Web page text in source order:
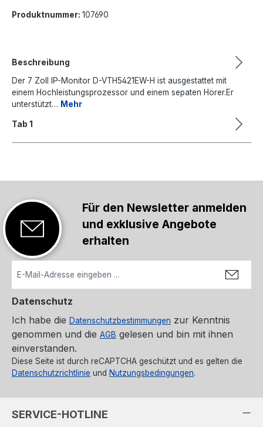
Produktnummer: 107690
Beschreibung
Der 7 Zoll IP-Monitor D-VTH5421EW-H ist ausgestattet mit
einem Hochleistungsprozessor und einem sepaten Hörer.Er
unterstützt… Mehr
Tab 1
Für den Newsletter anmelden
und exklusive Angebote
erhalten
Datenschutz
Ich habe die Datenschutzbestimmungen zur Kenntnis
genommen und die AGB gelesen und bin mit ihnen
einverstanden.
Diese Seite ist durch reCAPTCHA geschützt und es gelten die
Datenschutzrichtlinie und Nutzungsbedingungen.
SERVICE-HOTLINE